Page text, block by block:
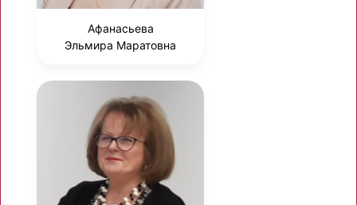
Афанасьева
Эльмира Маратовна